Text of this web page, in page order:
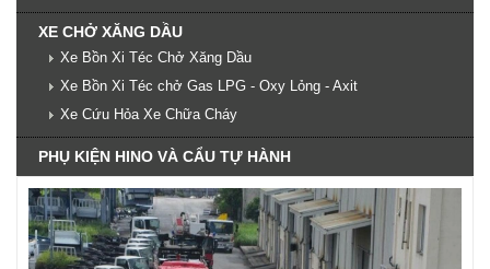
XE CHỞ XĂNG DẦU
Xe Bồn Xi Téc Chở Xăng Dầu
Xe Bồn Xi Téc chở Gas LPG - Oxy Lỏng - Axit
Xe Cứu Hỏa Xe Chữa Cháy
PHỤ KIỆN HINO VÀ CẨU TỰ HÀNH